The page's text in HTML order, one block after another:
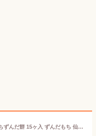
お茶の井ヶ田 喜久水庵 仙台 ひとくちずんだ餅 15ヶ入 ずんだもち 仙台のお土産